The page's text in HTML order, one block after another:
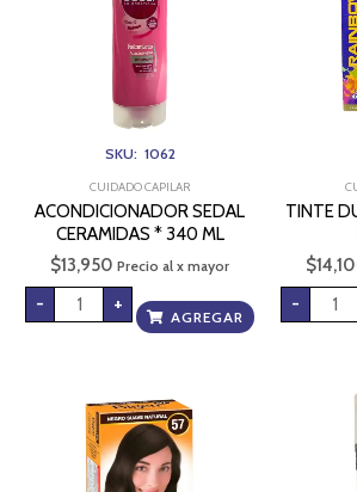
SKU: 1062
CUIDADO CAPILAR
ACONDICIONADOR SEDAL
CERAMIDAS * 340 ML
$13,950 Precio al x mayor
- +
AGREGAR
TINTE
$
-
NEGRO
SUAVE
NATURAL
cantidad